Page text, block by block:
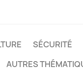
SÉCURITÉ
AUTRES